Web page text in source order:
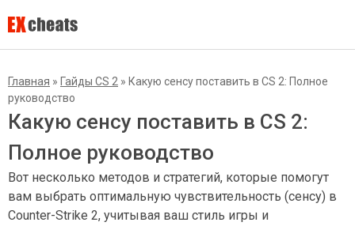
Главная » Гайды CS 2 » Какую сенсу поставить в CS 2: Полное
руководство
Какую сенсу поставить в CS 2:
Полное руководство
Вот несколько методов и стратегий, которые помогут
вам выбрать оптимальную чувствительность (сенсу) в
Counter-Strike 2, учитывая ваш стиль игры и